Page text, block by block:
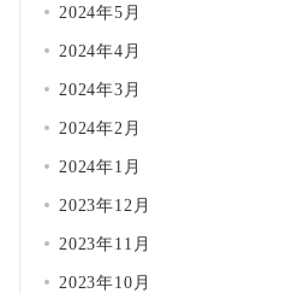
2024年5月
2024年4月
2024年3月
2024年2月
2024年1月
2023年12月
2023年11月
2023年10月